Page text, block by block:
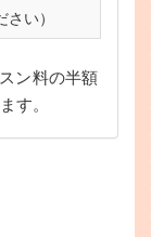
さい）
ン料の半額
す。